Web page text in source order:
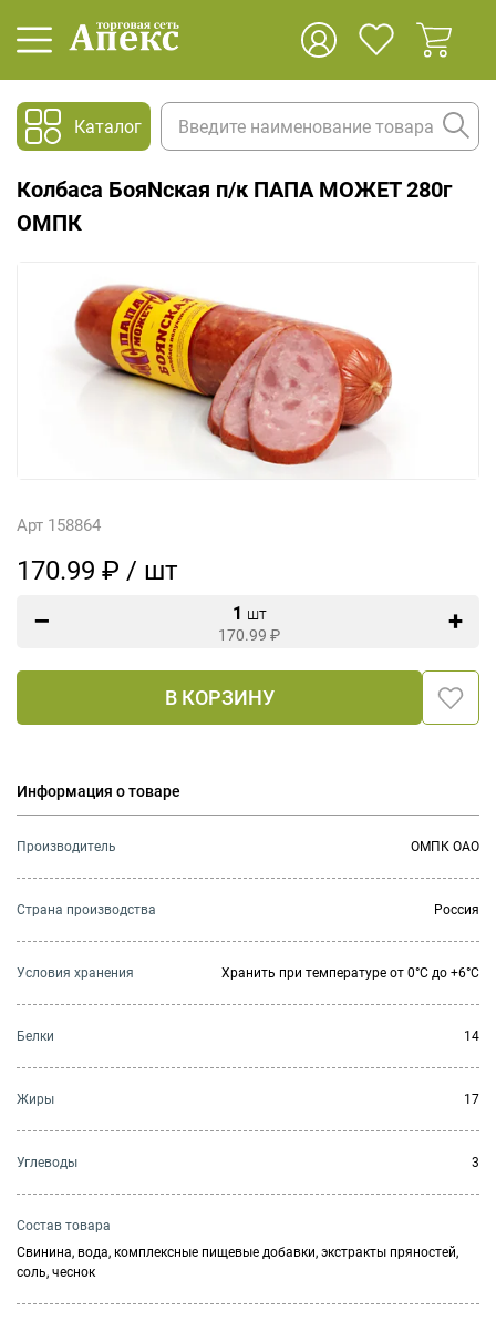
Каталог
Колбаса БояNская п/к ПАПА МОЖЕТ 280г
ОМПК
Арт 158864
170.99 ₽ / шт
1 шт
170.99 ₽
В КОРЗИНУ
Информация о товаре
Производитель ОМПК ОАО
Страна производства Россия
Условия хранения Хранить при температуре от 0°С до +6°С
Белки 14
Жиры 17
Углеводы 3
Состав товара
Свинина, вода, комплексные пищевые добавки, экстракты пряностей,
соль, чеснок